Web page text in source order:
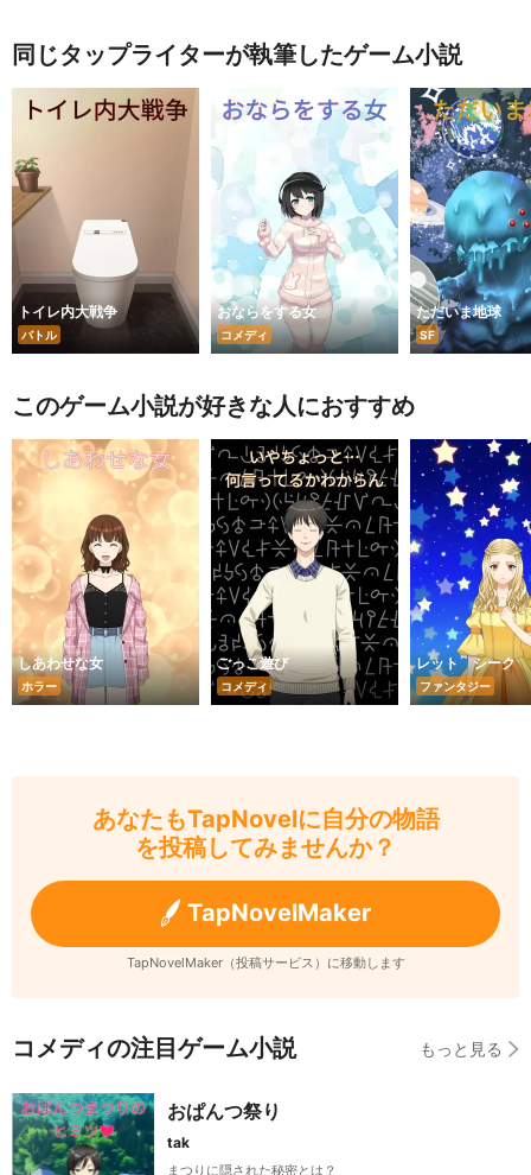
同じタップライターが執筆したゲーム小説
トイレ内大戦争
バトル
おならをする女
コメディ
ただいま地球
SF
このゲーム小説が好きな人におすすめ
しあわせな女
ホラー
ごっこ遊び
コメディ
レット シーク
ファンタジー
あなたもTapNovelに自分の物語
を投稿してみませんか？
TapNovelMaker
TapNovelMaker（投稿サービス）に移動します
コメディの注目ゲーム小説 もっと見る
おぱんつ祭り
tak
まつりに隠された秘密とは？